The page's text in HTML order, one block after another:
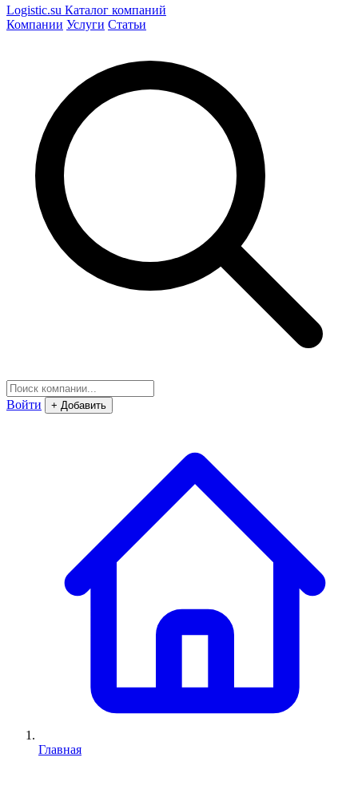
Logistic.su Каталог компаний
Компании Услуги Статьи
Войти + Добавить
Главная